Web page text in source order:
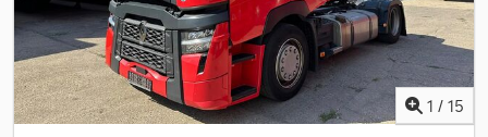
1 / 15